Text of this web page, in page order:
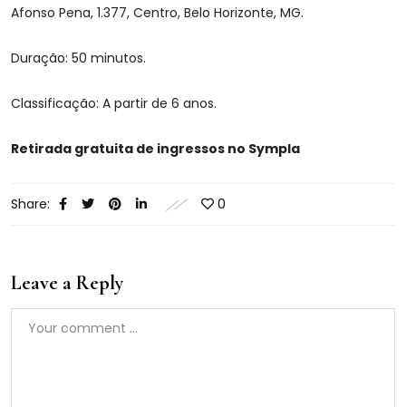
Afonso Pena, 1.377, Centro, Belo Horizonte, MG.
Duração: 50 minutos.
Classificação: A partir de 6 anos.
Retirada gratuita de ingressos no Sympla
Share: 0
Leave a Reply